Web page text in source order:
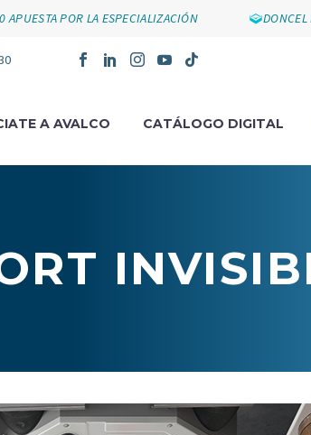
POR LA ESPECIALIZACIÓN DONCEL
A AVALCO CATÁLOGO DIGITAL